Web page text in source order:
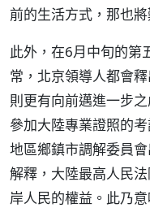
前的生活方式，那也將
此外，在6月中旬的第
常，北京領導人都會
則更有向前邁進一步
參加大陸專業證照的
地區鄉鎮市調解委員
解釋，大陸最高人民
岸人民的權益。此乃